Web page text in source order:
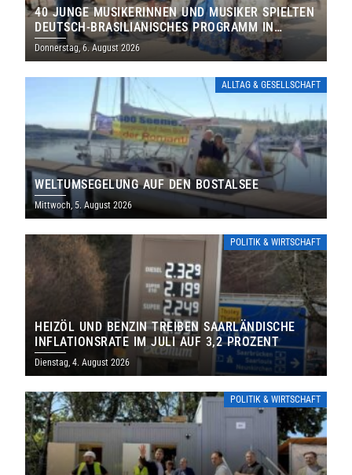
40 JUNGE MUSIKERINNEN UND MUSIKER SPIELTEN
DEUTSCH-BRASILIANISCHES PROGRAMM IN
THOLEY
Donnerstag, 6. August 2026
ALLTAG & GESELLSCHAFT
WELTUMSEGELUNG AUF DEN BOSTALSEE
Mittwoch, 5. August 2026
POLITIK & WIRTSCHAFT
HEIZÖL UND BENZIN TREIBEN SAARLÄNDISCHE
INFLATIONSRATE IM JULI AUF 3,2 PROZENT
Dienstag, 4. August 2026
POLITIK & WIRTSCHAFT